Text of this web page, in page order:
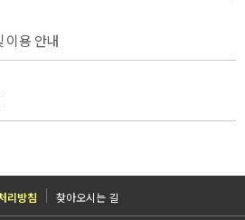
이용 안내
리방침 찾아오시는 길